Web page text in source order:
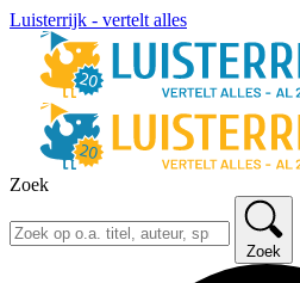
Luisterrijk - vertelt alles
Zoek
Zoek